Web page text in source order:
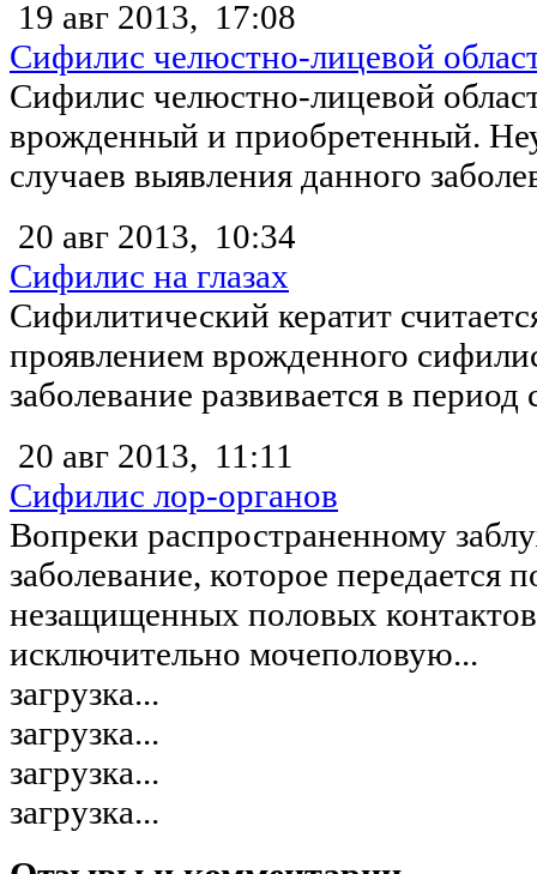
19 авг 2013, 17:08
Сифилис челюстно-лицевой
Сифилис челюстно-лицевой
врожденный и приобретенный.
случаев выявления данного
20 авг 2013, 10:34
Сифилис на глазах
Сифилитический кератит
проявлением врожденного
заболевание развивается в период
20 авг 2013, 11:11
Сифилис лор-органов
Вопреки распространенному
заболевание, которое передается
незащищенных половых
исключительно мочеполовую...
загрузка...
загрузка...
загрузка...
загрузка...